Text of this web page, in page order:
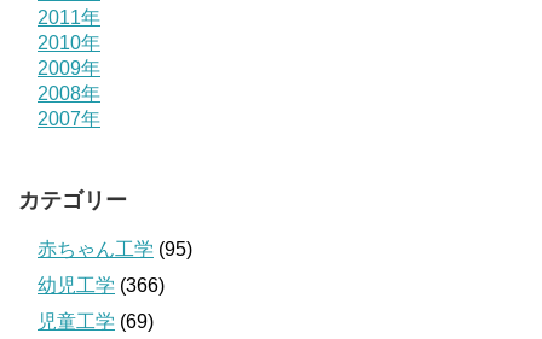
2011年
2010年
2009年
2008年
2007年
カテゴリー
赤ちゃん工学 (95)
幼児工学 (366)
児童工学 (69)